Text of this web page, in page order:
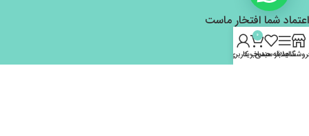
اعتماد شما افتخار ماست
سایدبار
علاقه مندی
0
سبد خرید
حساب کاربری من